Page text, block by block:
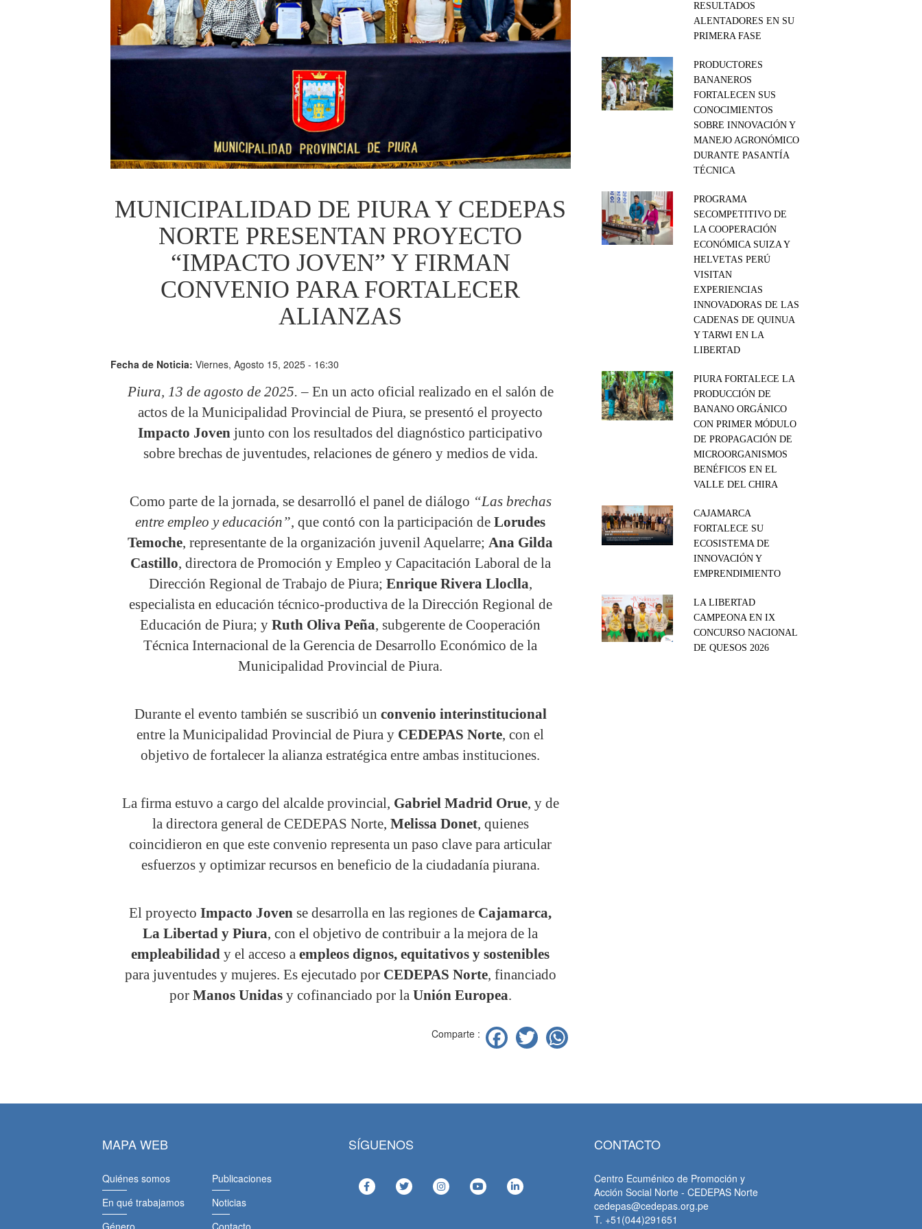
MUNICIPALIDAD DE PIURA Y CEDEPAS
NORTE PRESENTAN PROYECTO
“IMPACTO JOVEN” Y FIRMAN
CONVENIO PARA FORTALECER
ALIANZAS
Fecha de Noticia:Viernes, Agosto 15, 2025 - 16:30
Piura, 13 de agosto de 2025. – En un acto oficial realizado en el salón de
actos de la Municipalidad Provincial de Piura, se presentó el proyecto
Impacto Joven junto con los resultados del diagnóstico participativo
sobre brechas de juventudes, relaciones de género y medios de vida.
Como parte de la jornada, se desarrolló el panel de diálogo “Las brechas
entre empleo y educación”, que contó con la participación deLorudes
Temoche, representante de la organización juvenil Aquelarre;Ana Gilda
Castillo, directora de Promoción y Empleo y Capacitación Laboral de la
Dirección Regional de Trabajo de Piura;Enrique Rivera Lloclla,
especialista en educación técnico-productiva de la Dirección Regional de
Educación de Piura; yRuth Oliva Peña, subgerente de Cooperación
Técnica Internacional de la Gerencia de Desarrollo Económico de la
Municipalidad Provincial de Piura.
Durante el evento también se suscribió unconvenio interinstitucional
entre la Municipalidad Provincial de Piura y CEDEPAS Norte, con el
objetivo de fortalecer la alianza estratégica entre ambas instituciones.
La firma estuvo a cargo del alcalde provincial, Gabriel Madrid Orue, y de
la directora general de CEDEPAS Norte,Melissa Donet, quienes
coincidieron en que este convenio representa un paso clave para articular
esfuerzos y optimizar recursos en beneficio de la ciudadanía piurana.
El proyectoImpacto Joven se desarrolla en las regiones de Cajamarca,
La Libertad y Piura, con el objetivo de contribuir a la mejora de la
empleabilidad y el acceso aempleos dignos, equitativos y sostenibles
para juventudes y mujeres. Es ejecutado por CEDEPAS Norte, financiado
porManos Unidas y cofinanciado por laUnión Europea.
Comparte : Facebook
Twitter
RESULTADOS
ALENTADORES EN SU
PRIMERA FASE
PRODUCTORES
BANANEROS
FORTALECEN SUS
CONOCIMIENTOS
SOBRE INNOVACIÓN Y
MANEJO AGRONÓMICO
DURANTE PASANTÍA
TÉCNICA
PROGRAMA
SECOMPETITIVO DE
LA COOPERACIÓN
ECONÓMICA SUIZA Y
HELVETAS PERÚ
VISITAN
EXPERIENCIAS
INNOVADORAS DE LAS
CADENAS DE QUINUA
Y TARWI EN LA
LIBERTAD
PIURA FORTALECE LA
PRODUCCIÓN DE
BANANO ORGÁNICO
CON PRIMER MÓDULO
DE PROPAGACIÓN DE
MICROORGANISMOS
BENÉFICOS EN EL
VALLE DEL CHIRA
CAJAMARCA
FORTALECE SU
ECOSISTEMA DE
INNOVACIÓN Y
EMPRENDIMIENTO
LA LIBERTAD
CAMPEONA EN IX
CONCURSO NACIONAL
DE QUESOS 2026
MAPA WEB
Quiénes somos
En qué trabajamos
Género
Publicaciones
Noticias
Contacto
SÍGUENOS CONTACTO
Centro Ecuménico de Promoción y
Acción Social Norte - CEDEPAS Norte
cedepas@cedepas.org.pe
T. +51(044)291651